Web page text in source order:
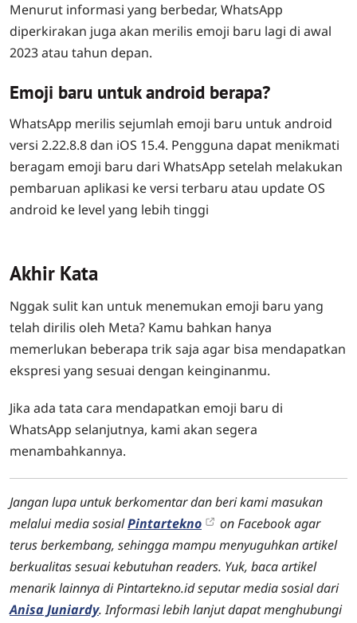
Menurut informasi yang berbedar, WhatsApp
diperkirakan juga akan merilis emoji baru lagi di awal
2023 atau tahun depan.
Emoji baru untuk android berapa?
WhatsApp merilis sejumlah emoji baru untuk android
versi 2.22.8.8 dan iOS 15.4. Pengguna dapat menikmati
beragam emoji baru dari WhatsApp setelah melakukan
pembaruan aplikasi ke versi terbaru atau update OS
android ke level yang lebih tinggi
Akhir Kata
Nggak sulit kan untuk menemukan emoji baru yang
telah dirilis oleh Meta? Kamu bahkan hanya
memerlukan beberapa trik saja agar bisa mendapatkan
ekspresi yang sesuai dengan keinginanmu.
Jika ada tata cara mendapatkan emoji baru di
WhatsApp selanjutnya, kami akan segera
menambahkannya.
Jangan lupa untuk berkomentar dan beri kami masukan
melalui media sosialPintartekno
on Facebook agar
terus berkembang, sehingga mampu menyuguhkan artikel
berkualitas sesuai kebutuhan readers. Yuk, baca artikel
menarik lainnya di Pintartekno.id seputar media sosial dari
Anisa Juniardy. Informasi lebih lanjut dapat menghubungi